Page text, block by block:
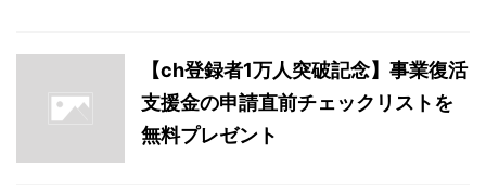
【ch登録者1万人突破記念】事業復活
支援金の申請直前チェックリストを
無料プレゼント